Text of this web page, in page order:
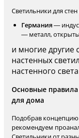
Светильники для
Германия—
— металл,
и многие
настенных
настенного
Основные правила
для дома
Подобрав концепцию
рекомендуем